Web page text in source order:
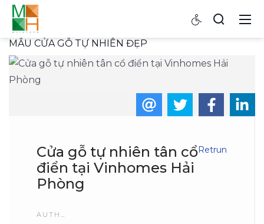
MẪU CỬA GỖ TỰ NHIÊN ĐẸP
Retrun
Cửa gỗ tự nhiên tân cổ
điển tại Vinhomes Hải
Phòng
AUTHOR